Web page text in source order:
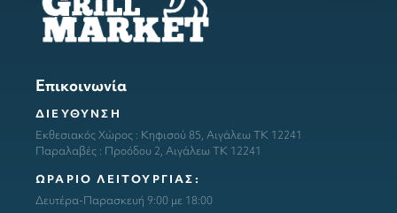
Επικοινωνία
ΔΙΕΥΘΥΝΣΗ
Εκθεσιακός Χώρος : Κηφισού 85, Αιγάλεω ΤΚ 12241
Παραλαβές : Προόδου 2, Αιγάλεω ΤΚ 12241
ΩΡΑΡΙΟ ΛΕΙΤΟΥΡΓΙΑΣ:
Δευτέρα-Παρασκευή 9:00 με 18:00